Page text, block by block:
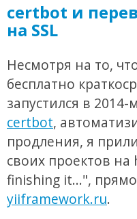
certbot и
на SSL
Несмотря на то,
бесплатно
запустился в
certbot,
продления, я
своих проектов
finishing it...", прямо
yiiframework.ru.